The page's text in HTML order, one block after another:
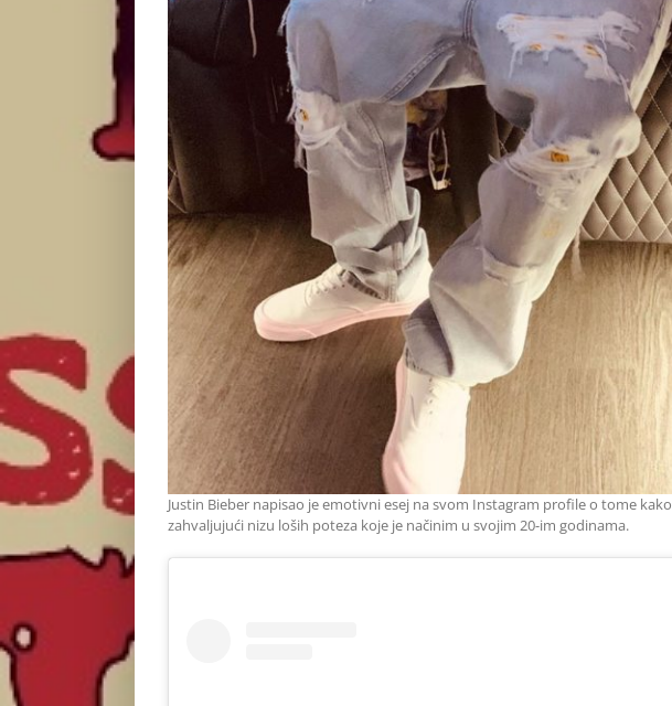
Justin Bieber napisao je emotivni esej na svom Instagram profile o tome
zahvaljujući nizu loših poteza koje je načinim u svojim 20-im godinama.